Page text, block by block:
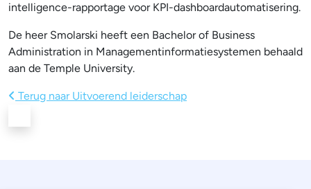
intelligence-rapportage voor KPI-dashboardautomatisering.
De heer Smolarski heeft een Bachelor of Business
Administration in Managementinformatiesystemen behaald
aan de Temple University.
Terug naar Uitvoerend leiderschap